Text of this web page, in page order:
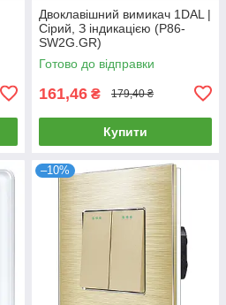
Двоклавішний вимикач 1DAL |
Сірий, З індикацією (P86-
SW2G.GR)
Готово до відправки
161,46 ₴ 179,40 ₴
Купити
–10%